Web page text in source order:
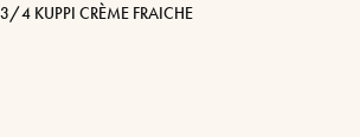
3/4 KUPPI CRÈME FRAICHE